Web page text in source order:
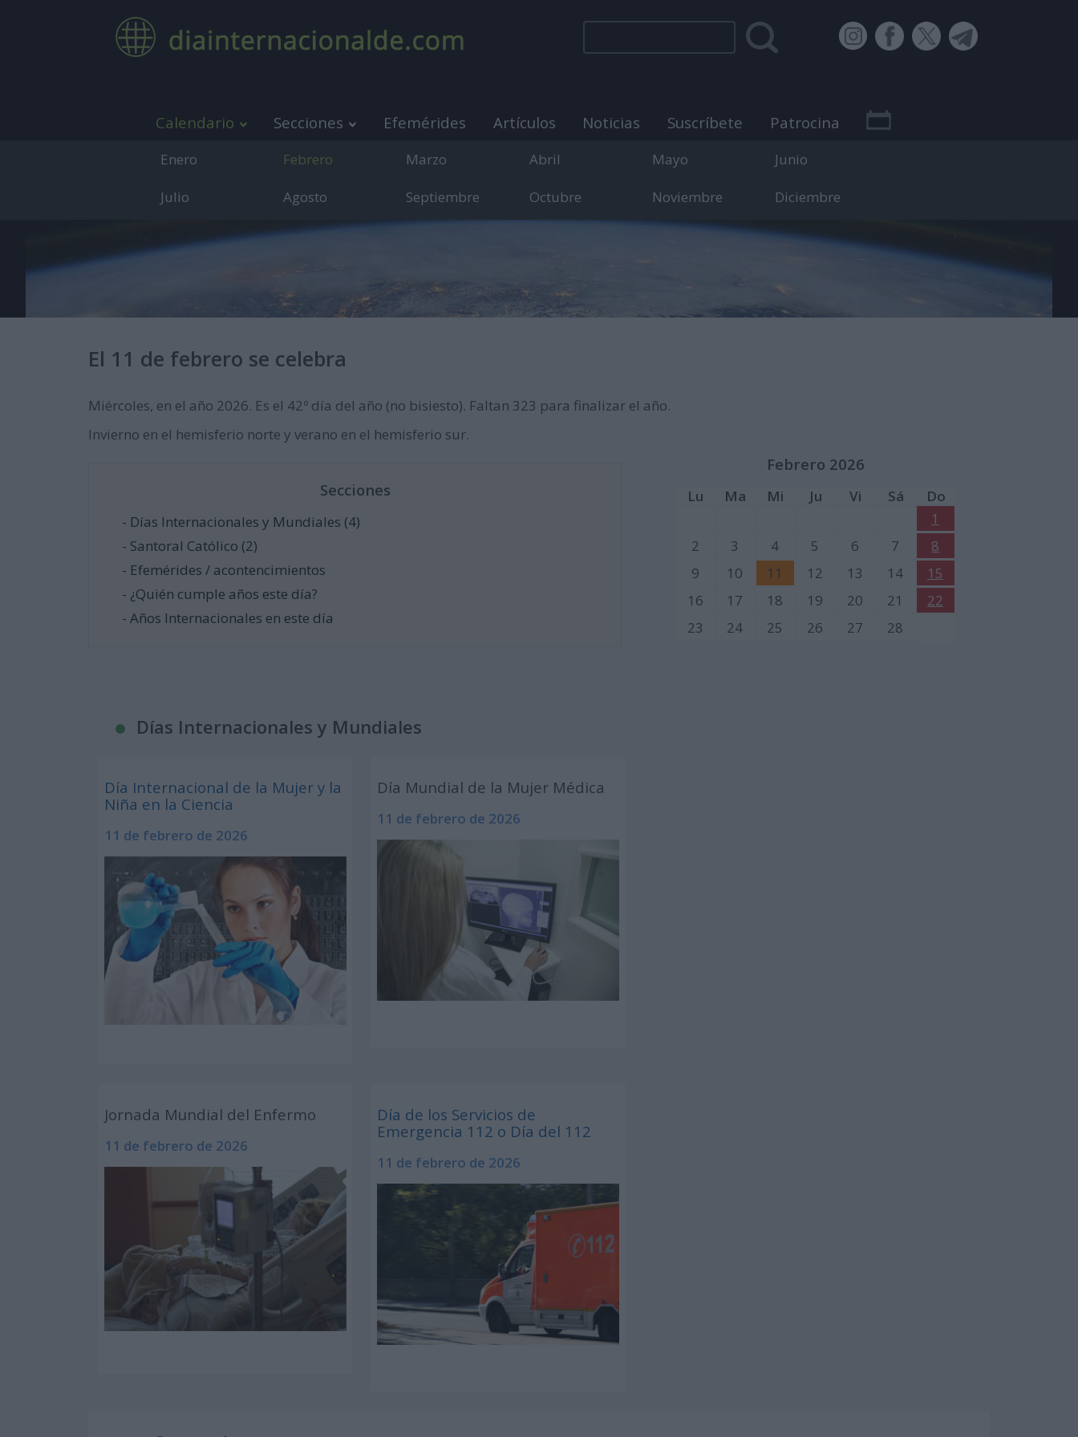
Calendario Secciones Efemérides Artículos Noticias Suscríbete Patrocina
Medio de comunicación sobre días internacionales, mundiales y efemérides.
Enero Febrero Marzo Abril Mayo Junio
Julio Agosto Septiembre Octubre Noviembre Diciembre
El 11 de febrero se celebra
Miércoles, en el año 2026. Es el 42º día del año (no bisiesto). Faltan 323 para finalizar el año.
Invierno en el hemisferio norte y verano en el hemisferio sur.
Secciones
- Días Internacionales y Mundiales (4)
- Santoral Católico (2)
- Efemérides / acontencimientos
- ¿Quién cumple años este día?
- Años Internacionales en este día
Febrero 2026
Lu Ma Mi Ju Vi Sá
Do
1
2
3 4 5 6 7
8
9
10 11 12 13 14
15
16
17 18 19 20 21
22
23
24 25 26 27 28
Días Internacionales y Mundiales
Día Internacional de la Mujer y la
Niña en la Ciencia
11 de febrero de 2026
Día Mundial de la Mujer Médica
11 de febrero de 2026
Jornada Mundial del Enfermo
11 de febrero de 2026
Día de los Servicios de
Emergencia 112 o Día del 112
11 de febrero de 2026